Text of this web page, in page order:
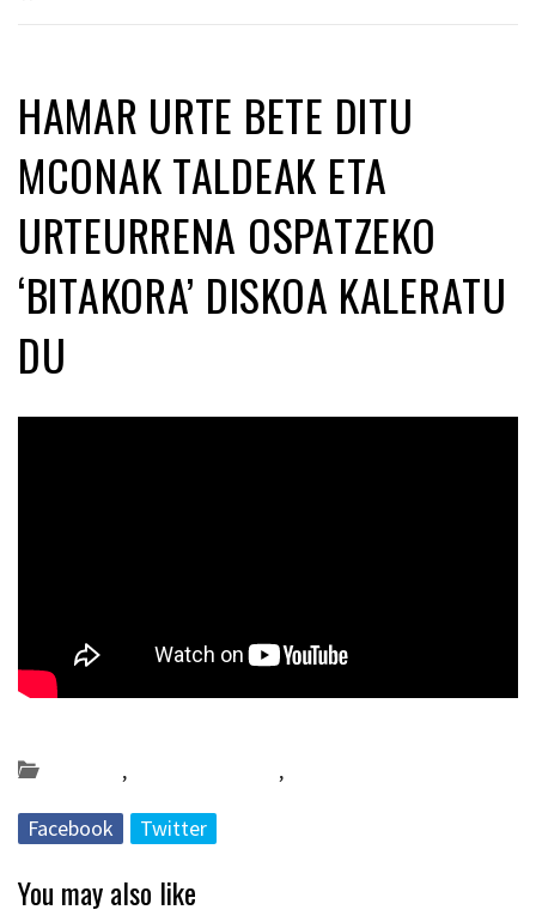
HAMAR URTE BETE DITU
MCONAK TALDEAK ETA
URTEURRENA OSPATZEKO
‘BITAKORA’ DISKOA KALERATU
DU
, ,
Facebook Twitter
You may also like